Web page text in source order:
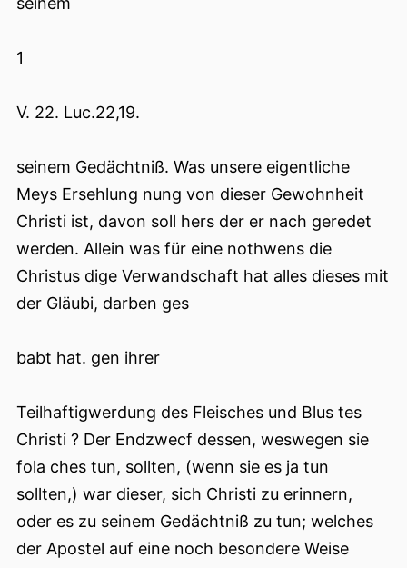
1
V. 22. Luc.22,19.
seinem Gedächtniß. Was unsere eigentliche
Meys Ersehlung nung von dieser Gewohnheit
Christi ist, davon soll hers der er nach geredet
werden. Allein was für eine nothwens die
Christus dige Verwandschaft hat alles dieses mit
der Gläubi, darben ges
babt hat. gen ihrer
Teilhaftigwerdung des Fleisches und Blus tes
Christi ? Der Endzwecf dessen, weswegen sie
fola ches tun, sollten, (wenn sie es ja tun
sollten,) war dieser, sich Christi zu erinnern,
oder es zu seinem Gedächtniß zu tun; welches
der Apostel auf eine noch besondere Weise